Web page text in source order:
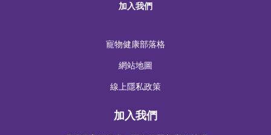
加入我們
寵物健康部落格
網站地圖
線上隱私政策
加入我們